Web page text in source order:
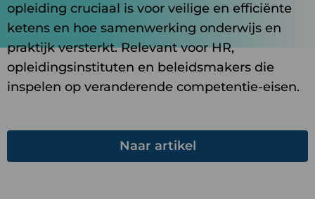
opleiding cruciaal is voor veilige en efficiënte
ketens en hoe samenwerking onderwijs en
praktijk versterkt. Relevant voor HR,
opleidingsinstituten en beleidsmakers die
inspelen op veranderende competentie-eisen.
Naar artikel